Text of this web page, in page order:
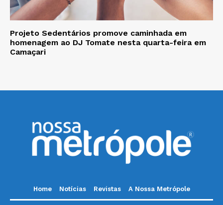
Projeto Sedentários promove caminhada em
homenagem ao DJ Tomate nesta quarta-feira em
Camaçari
Home Notícias Revistas A Nossa Metrópole